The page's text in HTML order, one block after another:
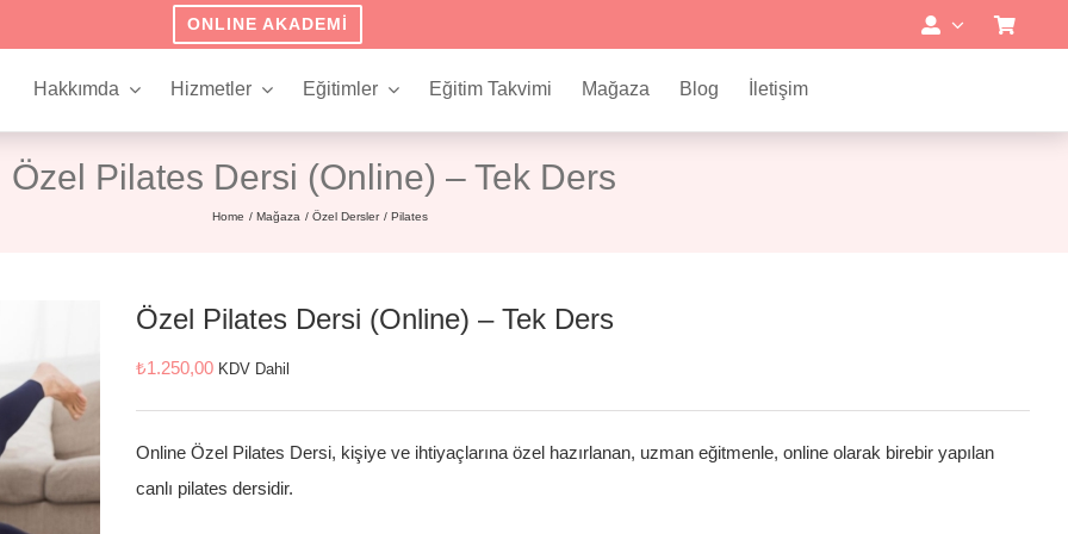
ONLINE AKADEMI
Hakkımda Hizmetler Eğitimler Eğitim Takvimi Mağaza Blog İletişim
Özel Pilates Dersi (Online) – Tek Ders
Home Mağaza Özel Dersler Pilates
Özel Pilates Dersi (Online) – Tek Ders
₺1.250,00 KDV Dahil
Online Özel Pilates Dersi, kişiye ve ihtiyaçlarına özel hazırlanan, uzman eğitmenle, online olarak birebir yapılan
canlı pilates dersidir.